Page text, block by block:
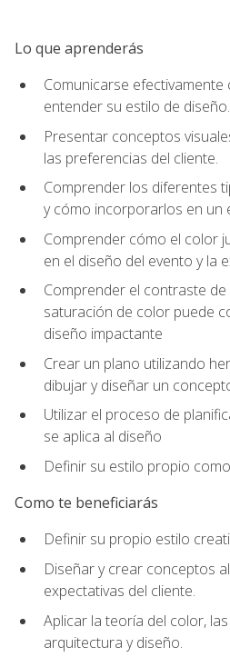
Lo que aprenderás
Comunicarse
entender su estilo de diseño.
Presentar conceptos
las preferencias del cliente.
Comprender los diferentes
y cómo incorporarlos en un
Comprender cómo el color
en el diseño del evento y la
Comprender el contraste
saturación de color puede
diseño impactante
Crear un plano utilizando
dibujar y diseñar un
Utilizar el proceso de
se aplica al diseño
Definir su estilo propio
Como te beneficiarás
Definir su propio estilo
Diseñar y crear conceptos
expectativas del cliente.
Aplicar la teoría del color,
arquitectura y diseño.